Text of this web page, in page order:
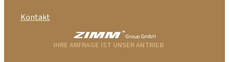
Kontakt
IHRE ANFRAGE IST UNSER ANTRIEB